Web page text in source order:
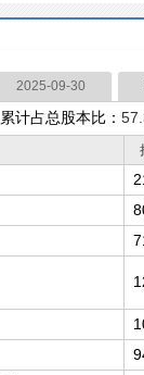
2025-09-30
累计占总股本比：